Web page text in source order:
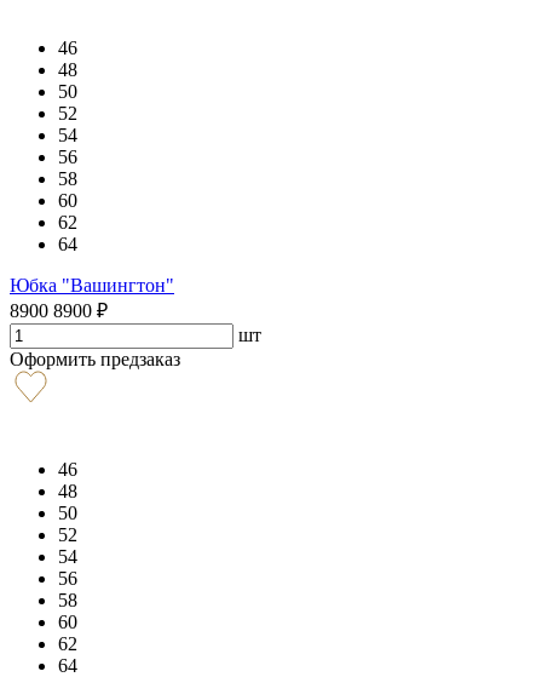
46
48
50
52
54
56
58
60
62
64
Юбка "Вашингтон"
8900 8900 ₽
шт
Оформить предзаказ
46
48
50
52
54
56
58
60
62
64